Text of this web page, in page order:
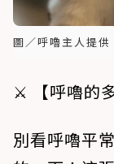
圖／呼嚕主人提供
⚔️ 【呼嚕的
別看呼嚕平